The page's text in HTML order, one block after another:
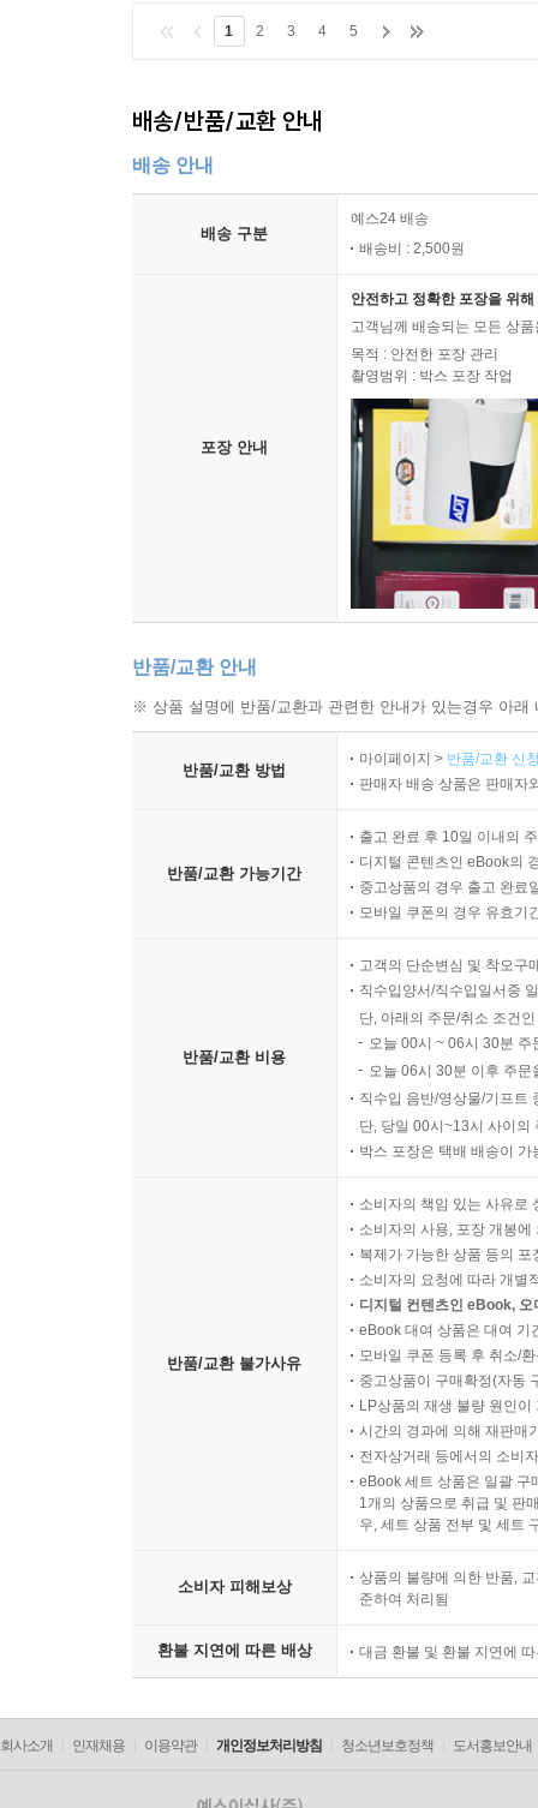
1 2 3 4 5
배송/반품/교환 안내
배송 안내
배송 구분
예스24 배송
배송비 : 2,500원
포장 안내
안전하고 정확한 포장을 위
고객님께 배송되는 모든 상
목적 : 안전한 포장 관리
촬영범위 : 박스 포장 작업
반품/교환 안내
※ 상품 설명에 반품/교환과 관련한 안내가 있는경우 아
반품/교환 방법
마이페이지 > 반품/교환 신
판매자 배송 상품은 판매자
반품/교환 가능기간
출고 완료 후 10일 이내의
디지털 콘텐츠인 eBook의
중고상품의 경우 출고 완료
모바일 쿠폰의 경우 유효기
반품/교환 비용
고객의 단순변심 및 착오구
직수입양서/직수입일서중
단, 아래의 주문/취소 조건
오늘 00시 ~ 06시 30분
오늘 06시 30분 이후 주
직수입 음반/영상물/기프트
단, 당일 00시~13시 사이의
박스 포장은 택배 배송이
반품/교환 불가사유
소비자의 책임 있는 사유로
소비자의 사용, 포장 개봉
복제가 가능한 상품 등의
소비자의 요청에 따라 개별
디지털 컨텐츠인 eBook,
eBook 대여 상품은 대여 기
모바일 쿠폰 등록 후 취소/
중고상품이 구매확정(자동
LP상품의 재생 불량 원인
시간의 경과에 의해 재판매
전자상거래 등에서의 소비
eBook 세트 상품은 일괄 구
1개의 상품으로 취급 및 판
우, 세트 상품 전부 및 세트
소비자 피해보상
상품의 불량에 의한 반품,
준하여 처리됨
환불 지연에 따른 배상 대금 환불 및 환불 지연에
회사소개 인재채용 이용약관 개인정보처리방침 청소년보호정책 도서홍보안내